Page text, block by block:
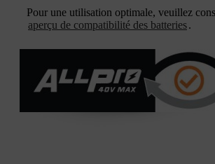
Pour une utilisation optimale, veuillez
aperçu de compatibilité des batteries.